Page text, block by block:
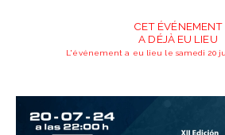
CET ÉVÉNEMENT
A DÉJÀ EU LIEU
L'événement a eu lieu le samedi 20